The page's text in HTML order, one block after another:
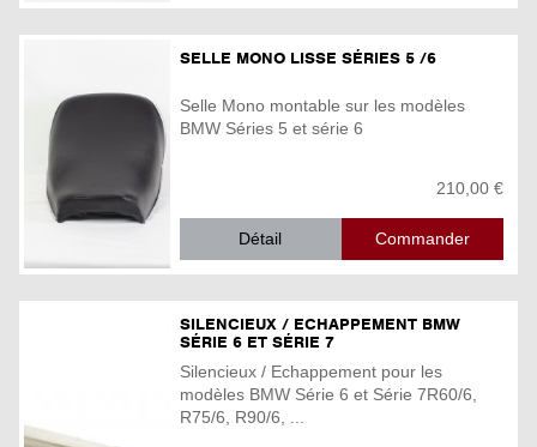
SELLE MONO LISSE SÉRIES 5 /6
Selle Mono montable sur les modèles
BMW Séries 5 et série 6
210,00 €
Détail
SILENCIEUX / ECHAPPEMENT BMW
SÉRIE 6 ET SÉRIE 7
Silencieux / Echappement pour les
modèles BMW Série 6 et Série 7R60/6,
R75/6, R90/6, ...